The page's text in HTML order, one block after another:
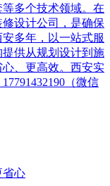
多个技术领域。在
设计公司，是确保
多年，以一站式服
供从规划设计到施
、更高效。西安实
（微信
省心